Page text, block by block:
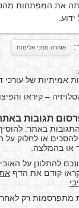
את המפתחות
אזהרה מפני אלימות
אמיתיות של עורכי
– קיראו
תגובות
באתר:
או לחלוק על
או בהמלצה.
להתלונן על
קודם את הדף
מתפרסמות רק לאחר